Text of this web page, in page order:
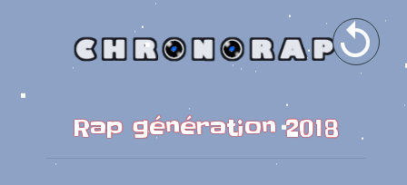

Rap génération 2018